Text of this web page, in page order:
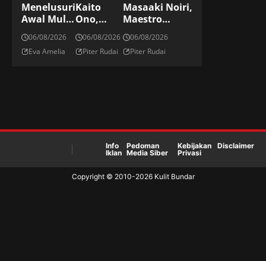
Menelusuri
Awal Mula
Tradisi
Menyiram
Sampanye
06/08/2026
Eva Amelia
Kaito
Ono,
Striker
Elite
Jepang Di
06/08/2026
Piter Rudai
Masaaki Noiri,
Maestro
Kickboxing
Jepang Di ONE
Championship
06/08/2026
Piter Rudai
Info
Iklan
Pedoman
Media Siber
Kebijakan
Privasi
Disclaimer
Copyright © 2010-2026Kulit Bundar